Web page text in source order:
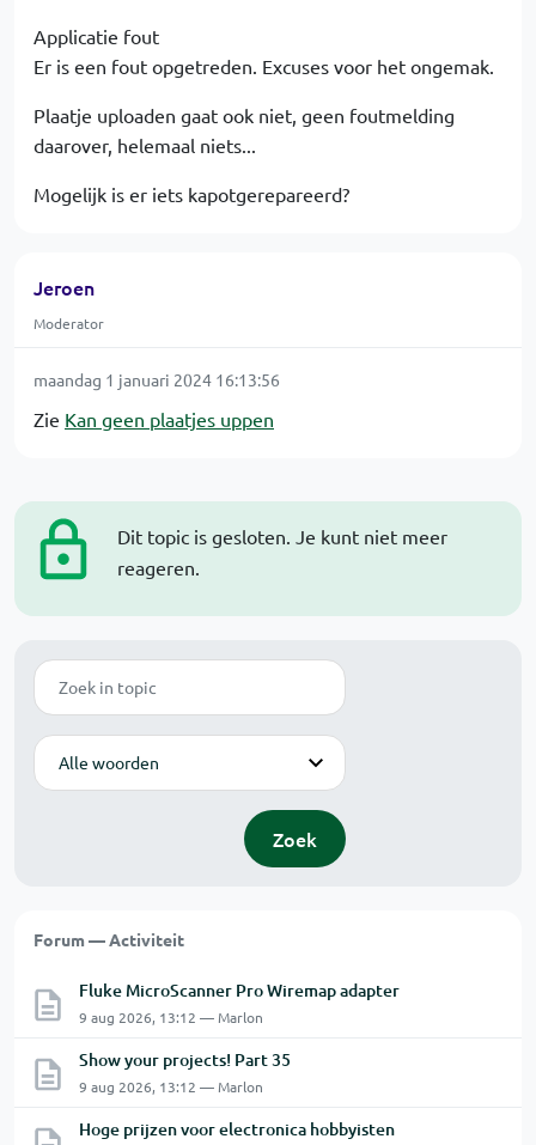
Dit topic is gesloten. Je kunt niet meer
reageren.
Zoek
Modus
Zoek
Forum — Activiteit
Fluke MicroScanner Pro Wiremap adapter
9 aug 2026, 13:12 — Marlon
Show your projects! Part 35
9 aug 2026, 13:12 — Marlon
Hoge prijzen voor electronica hobbyisten
Applicatie fout
Er is een fout opgetreden. Excuses voor het ongemak.
Plaatje uploaden gaat ook niet, geen foutmelding
daarover, helemaal niets...
Mogelijk is er iets kapotgerepareerd?
Jeroen
Moderator
maandag 1 januari 2024 16:13:56
Zie Kan geen plaatjes uppen